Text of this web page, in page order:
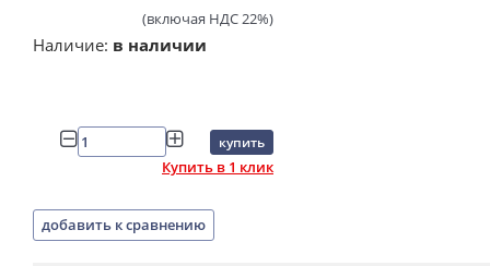
(включая НДС 22%)
Наличие: в наличии
купить
Купить в 1 клик
добавить к сравнению